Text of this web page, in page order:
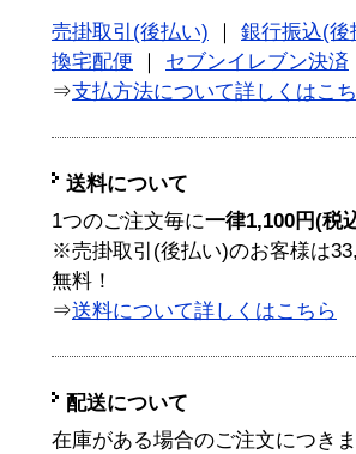
売掛取引(後払い)
銀行振込(後
換宅配便
セブンイレブン決済
⇒支払方法について詳しくはこ
送料について
1つのご注文毎に一律1,100円(税
※売掛取引(後払い)のお客様は
無料！
⇒送料について詳しくはこちら
配送について
在庫がある場合のご注文につき